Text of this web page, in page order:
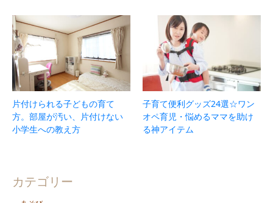
片付けられる子どもの育て
方。部屋が汚い、片付けない
小学生への教え方
子育て便利グッズ24選☆ワン
オペ育児・悩めるママを助け
る神アイテム
カテゴリー